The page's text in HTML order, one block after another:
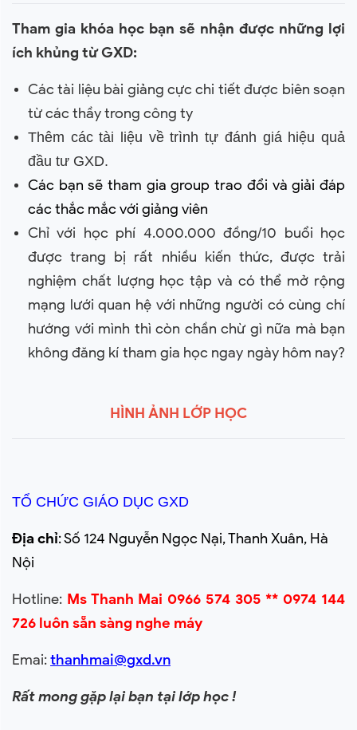
Tham gia khóa học bạn sẽ nhận được những lợi
ích khủng từ GXD:
Các tài liệu bài giảng cực chi tiết được biên soạn
từ các thầy trong công ty
Thêm các tài liệu về trình tự đánh giá hiệu quả
đầu tư GXD.
Các bạn sẽ tham gia group trao đổi và giải đáp
các thắc mắc với giảng viên
Chỉ với học phí 4.000.000 đồng/10 buổi học
được trang bị rất nhiều kiến thức, được trải
nghiệm chất lượng học tập và có thể mở rộng
mạng lưới quan hệ với những người có cùng chí
hướng với mình thì còn chần chừ gì nữa mà bạn
không đăng kí tham gia học ngay ngày hôm nay?
HÌNH ẢNH LỚP HỌC
TỔ CHỨC GIÁO DỤC GXD
Địa chỉ: Số 124 Nguyễn Ngọc Nại, Thanh Xuân, Hà
Nội
Hotline: Ms Thanh Mai 0966 574 305 ** 0974 144
726 luôn sẵn sàng nghe máy
Emai:thanhmai@gxd.vn
Rất mong gặp lại bạn tại lớp học !